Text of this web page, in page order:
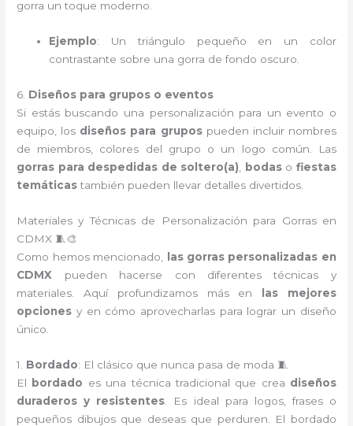
gorra un toque moderno.
Ejemplo: Un triángulo pequeño en un color
contrastante sobre una gorra de fondo oscuro.
6. Diseños para grupos o eventos
Si estás buscando una personalización para un evento o
equipo, los diseños para grupospueden incluir nombres
de miembros, colores del grupo o un logo común. Las
gorras para despedidas de soltero(a)
bodaso fiestas
temáticastambién pueden llevar detalles divertidos.
Materiales y Técnicas de Personalización para Gorras en
CDMX 🧵🎨
Como hemos mencionado,
las gorras personalizadas en
CDMX pueden hacerse con diferentes técnicas y
materiales. Aquí profundizamos más en
las mejores
opciones y en cómo aprovecharlas para lograr un diseño
único.
1. Bordado: El clásico que nunca pasa de moda 🧵
El
bordado es una técnica tradicional que crea diseños
duraderos y resistentes . Es ideal para logos, frases o
pequeños dibujos que deseas que perduren. El bordado